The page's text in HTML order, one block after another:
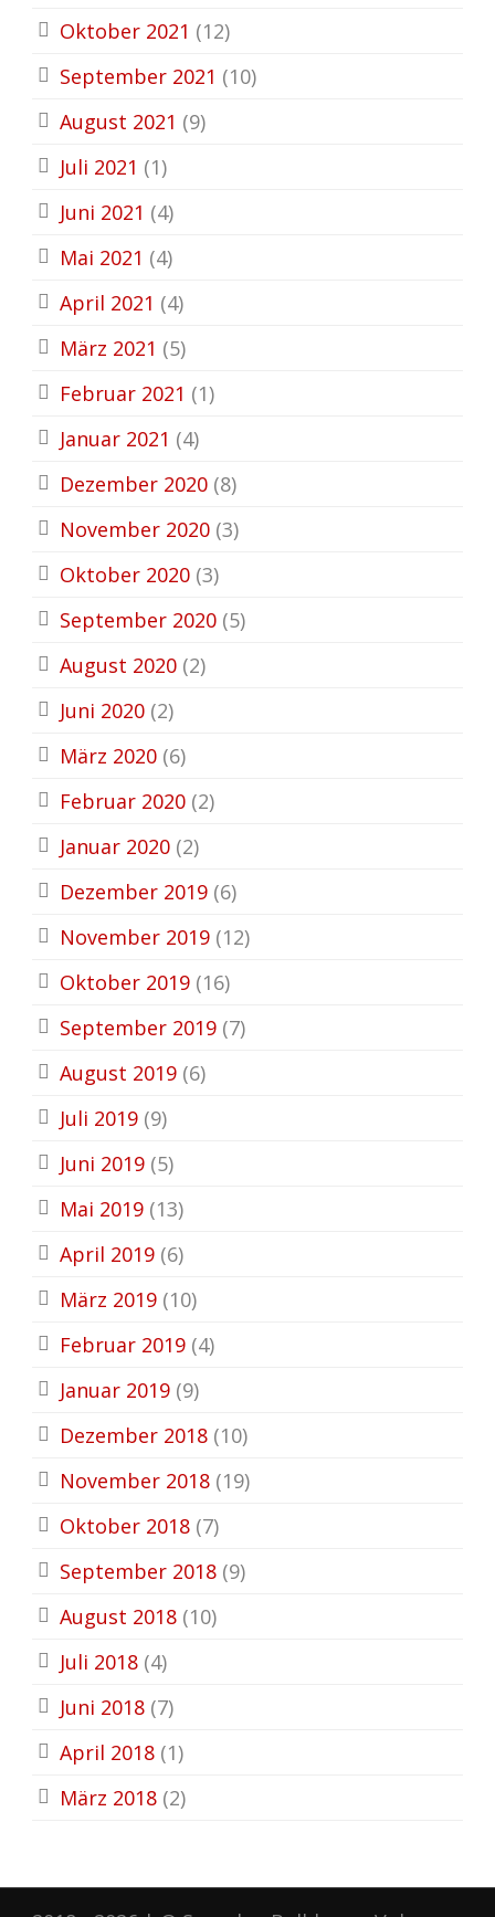
Oktober 2021 (12)
September 2021 (10)
August 2021 (9)
Juli 2021 (1)
Juni 2021 (4)
Mai 2021 (4)
April 2021 (4)
März 2021 (5)
Februar 2021 (1)
Januar 2021 (4)
Dezember 2020 (8)
November 2020 (3)
Oktober 2020 (3)
September 2020 (5)
August 2020 (2)
Juni 2020 (2)
März 2020 (6)
Februar 2020 (2)
Januar 2020 (2)
Dezember 2019 (6)
November 2019 (12)
Oktober 2019 (16)
September 2019 (7)
August 2019 (6)
Juli 2019 (9)
Juni 2019 (5)
Mai 2019 (13)
April 2019 (6)
März 2019 (10)
Februar 2019 (4)
Januar 2019 (9)
Dezember 2018 (10)
November 2018 (19)
Oktober 2018 (7)
September 2018 (9)
August 2018 (10)
Juli 2018 (4)
Juni 2018 (7)
April 2018 (1)
März 2018 (2)